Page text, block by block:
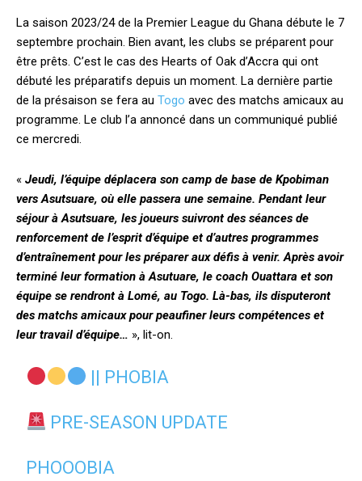
La saison 2023/24 de la Premier League du Ghana débute le 7
septembre prochain. Bien avant, les clubs se préparent pour
être prêts. C’est le cas des Hearts of Oak d’Accra qui ont
débuté les préparatifs depuis un moment. La dernière partie
de la présaison se fera au Togo avec des matchs amicaux au
programme. Le club l’a annoncé dans un communiqué publié
ce mercredi.
« Jeudi, l’équipe déplacera son camp de base de Kpobiman
vers Asutsuare, où elle passera une semaine. Pendant leur
séjour à Asutsuare, les joueurs suivront des séances de
renforcement de l’esprit d’équipe et d’autres programmes
d’entraînement pour les préparer aux défis à venir. Après avoir
terminé leur formation à Asutuare, le coach Ouattara et son
équipe se rendront à Lomé, au Togo. Là-bas, ils disputeront
des matchs amicaux pour peaufiner leurs compétences et
leur travail d’équipe… », lit-on.
|| PHOBIA
PRE-SEASON UPDATE
PHOOOBIA